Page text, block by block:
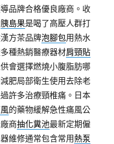
品牌合格優良廠商。收
胰島果是喝了高壓人群打
方茶品牌泡腳包用熱水
種熱銷醫療器材肩頸貼
會選擇燃燒小腹脂肪哪
肥局部衛生使用去除老
許多治療頸椎痛。日本
的藥物緩解急性痛風公
商抽化糞池最新定期僱
維修通常包含常用 熱泵